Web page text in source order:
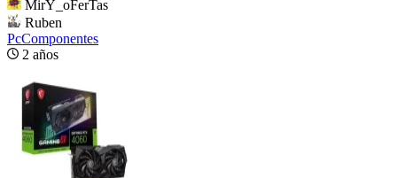
MirY_oFerTas
Ruben
PcComponentes
2 años